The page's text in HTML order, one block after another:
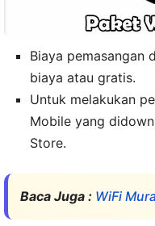
Biaya pemasangan
biaya atau gratis.
Untuk melakukan
Mobile yang
Store.
Baca Juga : WiFi